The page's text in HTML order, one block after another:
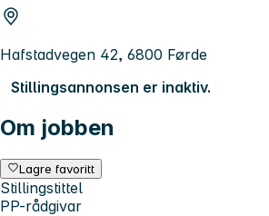
Hafstadvegen 42, 6800 Førde
Stillingsannonsen er inaktiv.
Om jobben
Lagre favoritt
Stillingstittel
PP-rådgivar